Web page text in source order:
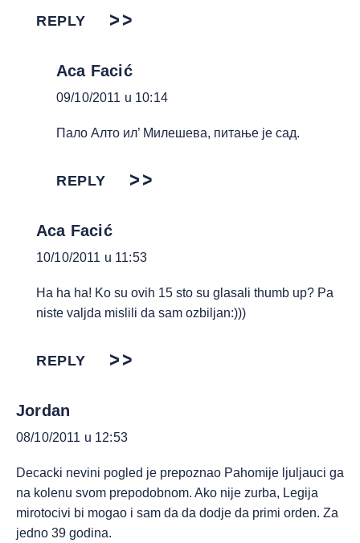
REPLY
Aca Facić
09/10/2011 u 10:14
Пало Алто ил’ Милешева, питање је сад.
REPLY
Aca Facić
10/10/2011 u 11:53
Ha ha ha! Ko su ovih 15 sto su glasali thumb up? Pa
niste valjda mislili da sam ozbiljan:)))
REPLY
Jordan
08/10/2011 u 12:53
Decacki nevini pogled je prepoznao Pahomije ljuljauci ga
na kolenu svom prepodobnom. Ako nije zurba, Legija
mirotocivi bi mogao i sam da da dodje da primi orden. Za
jedno 39 godina.